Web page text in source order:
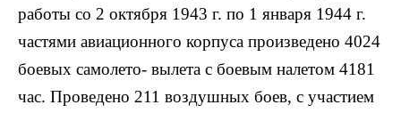
работы со 2 октября 1943 г. по 1 января 1944 г.
частями авиационного корпуса произведено 4024
боевых самолето- вылета с боевым налетом 4181
час. Проведено 211 воздушных боев, с участием